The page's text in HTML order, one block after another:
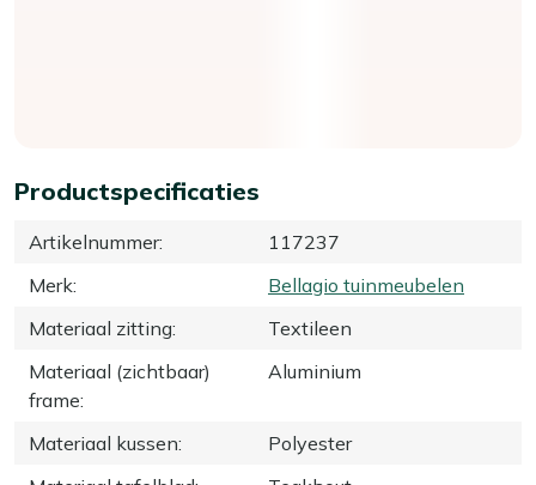
Productspecificaties
Artikelnummer:
117237
Merk:
Bellagio tuinmeubelen
Materiaal zitting:
Textileen
Materiaal (zichtbaar)
frame:
Aluminium
Materiaal kussen:
Polyester